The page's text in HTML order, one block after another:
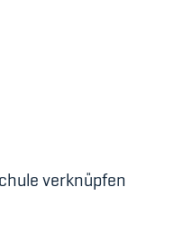
verknüpfen